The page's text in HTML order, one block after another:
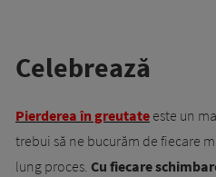
Celebrează
Pierderea în greutate este un
trebui să ne bucurăm de fiecare
lung proces. Cu fiecare